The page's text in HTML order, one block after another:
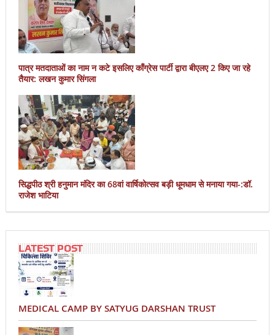
पात्र मतदाताओं का नाम न कटे इसलिए काँग्रेस पार्टी द्वारा बीएलए 2 किए जा रहे
तैयार: लखन कुमार सिंगला
सिद्धपीठ श्री हनुमान मंदिर का 68वां वार्षिकोत्सव बड़ी धूमधाम से मनाया गया-:डॉ.
राजेश भाटिया
LATEST POST
MEDICAL CAMP BY SATYUG DARSHAN TRUST